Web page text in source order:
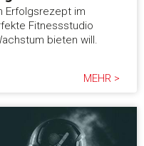
Erfolgsrezept im
Fitnessstudio
bieten will.
MEHR >